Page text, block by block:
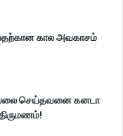
கால அவகாசம்
செய்தவனை கனடா